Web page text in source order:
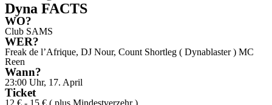
Dyna FACTS
WO?
Club SAMS
WER?
Freak de l’Afrique, DJ Nour, Count Shortleg ( Dynablaster ) MC
Reen
Wann?
23:00 Uhr, 17. April
Ticket
12 € - 15 € ( plus Mindestverzehr )